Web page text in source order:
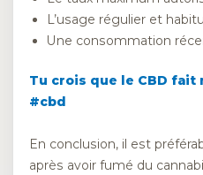
L’usage régulier et
Une consommation
Tu crois que le CBD fait
#cbd
En conclusion, il est
après avoir fumé du